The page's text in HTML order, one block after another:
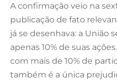
A confirmação veio na
publicação de fato
já se desenhava: a União
apenas 10% de suas
com mais de 10% de
também é a única